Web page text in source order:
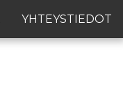
YHTEYSTIEDOT